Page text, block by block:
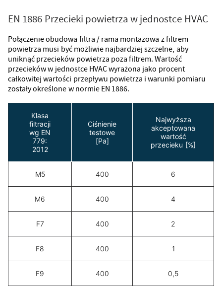
EN 1886 Przecieki powietrza w jednostce HVAC
Połączenie obudowa filtra / rama montażowa z filtrem
powietrza musi być możliwie najbardziej szczelne, aby
uniknąć przecieków powietrza poza filtrem. Wartość
przecieków w jednostce HVAC wyrażona jako procent
całkowitej wartości przepływu powietrza i warunki pomiaru
zostały określone w normie EN 1886.
Klasa
filtracji
wg EN
779:
2012
Ciśnienie
testowe
[Pa]
Najwyższa
akceptowana
wartość
przecieku [%]
M5 400 6
M6 400 4
F7 400 2
F8 400 1
F9 400 0,5